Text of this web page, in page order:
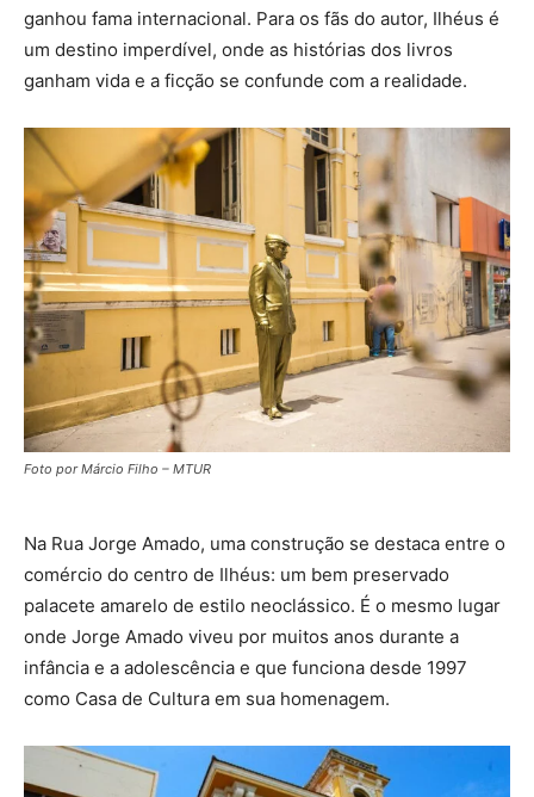
ganhou fama internacional. Para os fãs do autor, Ilhéus é
um destino imperdível, onde as histórias dos livros
ganham vida e a ficção se confunde com a realidade.
Foto por Márcio Filho – MTUR
Na Rua Jorge Amado, uma construção se destaca entre o
comércio do centro de Ilhéus: um bem preservado
palacete amarelo de estilo neoclássico. É o mesmo lugar
onde Jorge Amado viveu por muitos anos durante a
infância e a adolescência e que funciona desde 1997
como Casa de Cultura em sua homenagem.